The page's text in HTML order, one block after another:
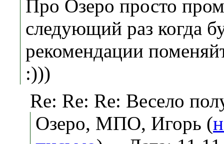
Про Озеро просто
следующий раз когда
рекомендации
:)))
Re: Re: Re: Весело
Озеро, МПО, Игорь (